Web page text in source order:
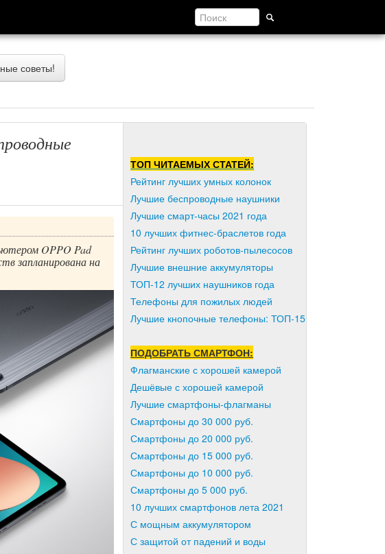
советы!
OPPO Pad
запланирована на
ТОП ЧИТАЕМЫХ СТАТЕЙ:
Рейтинг лучших умных колонок
Лучшие беспроводные наушники
Лучшие смарт-часы 2021 года
10 лучших фитнес-браслетов года
Рейтинг лучших роботов-пылесосов
Лучшие внешние аккумуляторы
ТОП-12 лучших наушников года
Телефоны для пожилых людей
Лучшие кнопочные телефоны: ТОП-15
ПОДОБРАТЬ СМАРТФОН:
Флагманские с хорошей камерой
Дешёвые с хорошей камерой
Лучшие смартфоны-флагманы
Смартфоны до 30 000 руб.
Смартфоны до 20 000 руб.
Смартфоны до 15 000 руб.
Смартфоны до 10 000 руб.
Смартфоны до 5 000 руб.
10 лучших смартфонов лета 2021
С мощным аккумулятором
С защитой от падений и воды